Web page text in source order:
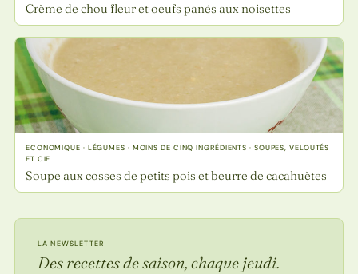
Crème de chou fleur et oeufs panés aux noisettes
ECONOMIQUE · LÉGUMES · MOINS DE CINQ INGRÉDIENTS · SOUPES, VELOUTÉS
ET CIE
Soupe aux cosses de petits pois et beurre de cacahuètes
LA NEWSLETTER
Des recettes de saison, chaque jeudi.